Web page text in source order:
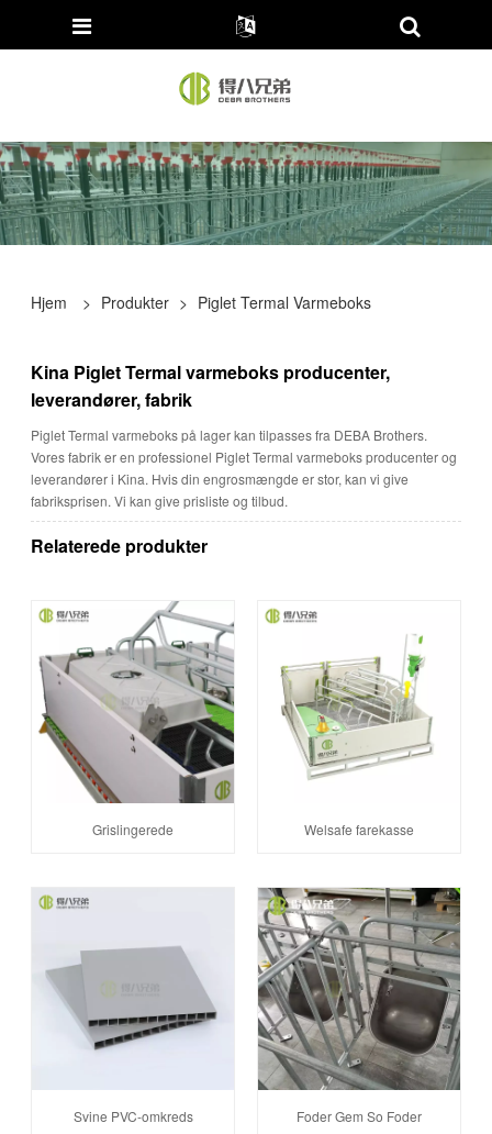
Hjem > Produkter > Piglet Termal Varmeboks
Kina Piglet Termal varmeboks producenter,
leverandører, fabrik
Piglet Termal varmeboks på lager kan tilpasses fra DEBA Brothers.
Vores fabrik er en professionel Piglet Termal varmeboks producenter og
leverandører i Kina. Hvis din engrosmængde er stor, kan vi give
fabriksprisen. Vi kan give prisliste og tilbud.
Relaterede produkter
Grislingerede Welsafe farekasse
Svine PVC-omkreds Foder Gem So Foder